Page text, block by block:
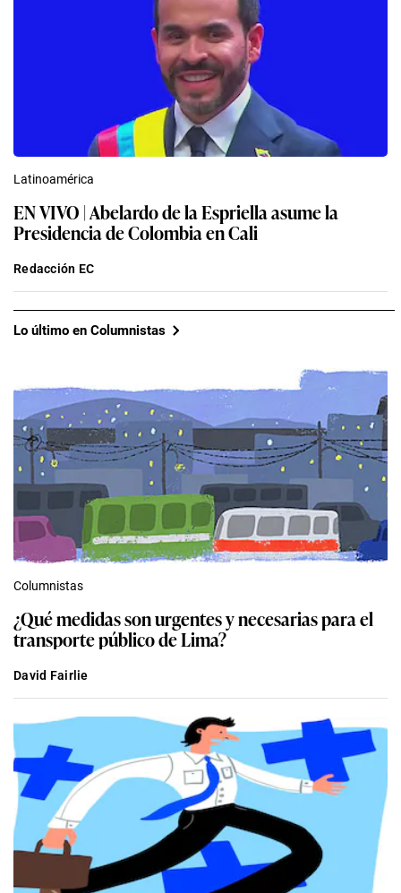
Latinoamérica
EN VIVO | Abelardo de la Espriella asume la
Presidencia de Colombia en Cali
Redacción EC
Lo último en Columnistas
Columnistas
¿Qué medidas son urgentes y necesarias para el
transporte público de Lima?
David Fairlie